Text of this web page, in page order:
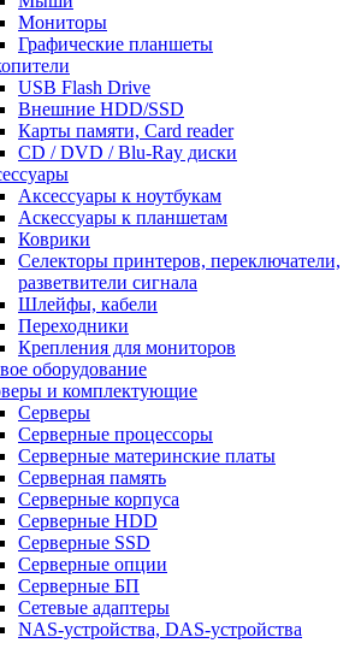
Мониторы
Графические планшеты
USB Flash Drive
Внешние HDD/SSD
Карты памяти, Card reader
CD / DVD / Blu-Ray диски
Аксессуары к ноутбукам
Аскессуары к планшетам
Коврики
Селекторы принтеров, переключатели,
разветвители сигнала
Шлейфы, кабели
Переходники
Крепления для мониторов
оборудование
и комплектующие
Серверы
Серверные процессоры
Серверные материнские платы
Серверная память
Серверные корпуса
Серверные HDD
Серверные SSD
Серверные опции
Серверные БП
Сетевые адаптеры
NAS-устройства, DAS-устройства